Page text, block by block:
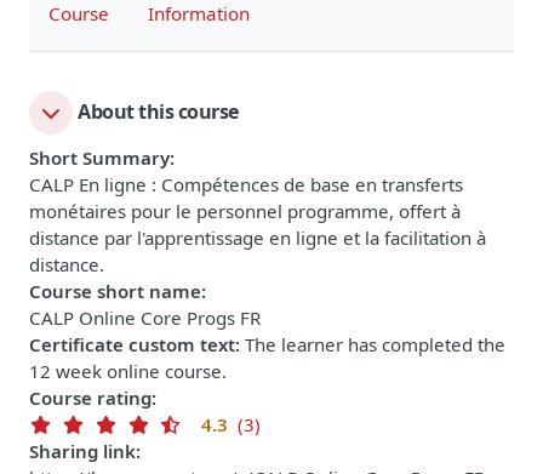
Course Information
About this course
Short Summary:
CALP En ligne : Compétences de base en transferts
monétaires pour le personnel programme, offert à
distance par l'apprentissage en ligne et la facilitation à
distance.
Course short name:
CALP Online Core Progs FR
Certificate custom text: The learner has completed the
12 week online course.
Course rating:
4.3 (3)
Sharing link: